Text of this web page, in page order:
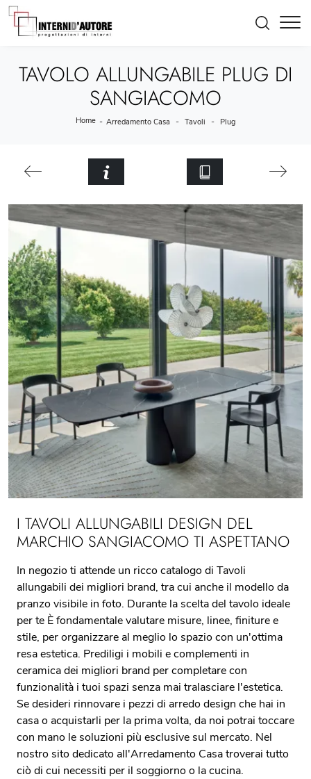
TAVOLO ALLUNGABILE PLUG DI
SANGIACOMO
Home - Arredamento Casa - Tavoli - Plug
I TAVOLI ALLUNGABILI DESIGN DEL
MARCHIO SANGIACOMO TI ASPETTANO
In negozio ti attende un ricco catalogo di Tavoli
allungabili dei migliori brand, tra cui anche il modello da
pranzo visibile in foto. Durante la scelta del tavolo ideale
per te È fondamentale valutare misure, linee, finiture e
stile, per organizzare al meglio lo spazio con un'ottima
resa estetica. Prediligi i mobili e complementi in
ceramica dei migliori brand per completare con
funzionalità i tuoi spazi senza mai tralasciare l'estetica.
Se desideri rinnovare i pezzi di arredo design che hai in
casa o acquistarli per la prima volta, da noi potrai toccare
con mano le soluzioni più esclusive sul mercato. Nel
nostro sito dedicato all'Arredamento Casa troverai tutto
ciò di cui necessiti per il soggiorno o la cucina.